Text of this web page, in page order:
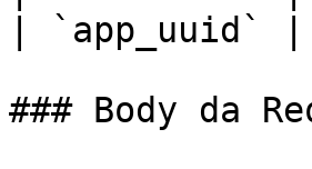
| `app_uuid`
### Body da